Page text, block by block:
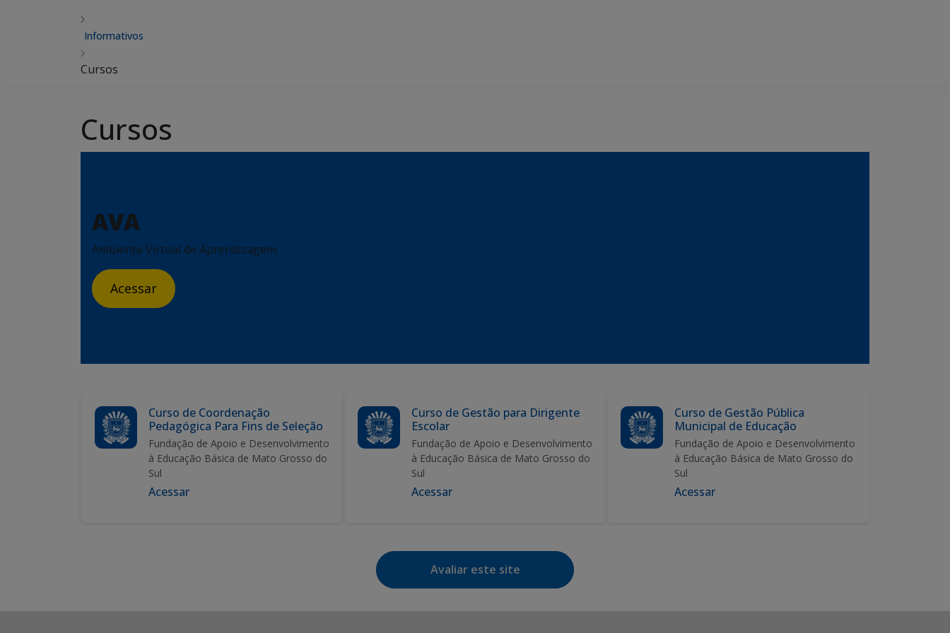
Informativos
Cursos
Cursos
AVA
Ambiente Virtual de Aprendizagem.
Acessar
Curso de Coordenação
Pedagógica Para Fins de Seleção
Fundação de Apoio e Desenvolvimento
à Educação Básica de Mato Grosso do
Sul
Acessar
Curso de Gestão para Dirigente
Escolar
Fundação de Apoio e Desenvolvimento
à Educação Básica de Mato Grosso do
Sul
Acessar
Curso de Gestão Pública
Municipal de Educação
Fundação de Apoio e Desenvolvimento
à Educação Básica de Mato Grosso do
Sul
Acessar
Avaliar este site